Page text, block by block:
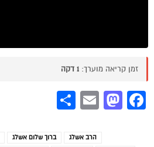
זמן קריאה מוערך: 1 דקה
Facebook
Mastodon
Email
ברוך שלום אשלג
הרב אשלג